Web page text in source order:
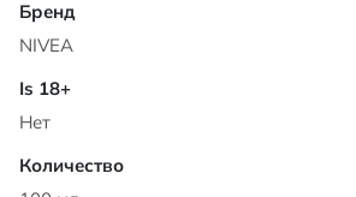
NIVEA
Нет